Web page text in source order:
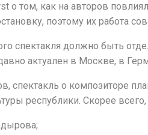
о том, как на авторов
поэтому их работа
спектакля должно быть
актуален в Москве, в
спектакль о композиторе
республики. Скорее